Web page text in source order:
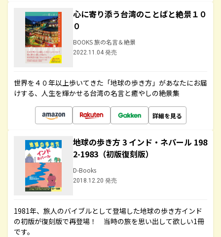
心に寄り添う台湾のことばと絶景１０
０
BOOKS 旅の名言＆絶景
2022.11.04 発売
世界を４０年以上歩いてきた「地球の歩き方」があなたにお届
けする、人生を輝かせる台湾の名言と癒やしの絶景集
詳細を見る
地球の歩き方 3 インド・ネパール 198
2-1983（初版復刻版）
D-Books
2018.12.20 発売
1981年、旅人のバイブルとして登場した地球の歩き方インド
の初版が復刻版で再登場！ 当時の旅を思い出して欲しい1冊
です。